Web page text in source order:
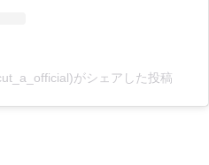
がシェアした投稿